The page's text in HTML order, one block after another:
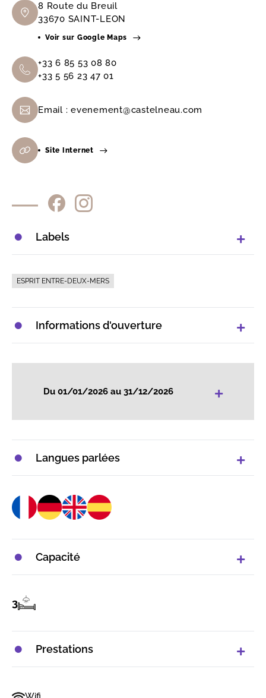
8 Route du Breuil
33670 SAINT-LEON
Voir sur Google Maps
+33 6 85 53 08 80
+33 5 56 23 47 01
Email : evenement@castelneau.com
Site Internet
Labels
ESPRIT ENTRE-DEUX-MERS
Informations d'ouverture
Du 01/01/2026 au 31/12/2026 +
Langues parlées
Capacité
3
Prestations